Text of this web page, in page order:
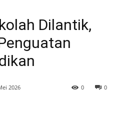
Dilantik,
2026 0
0